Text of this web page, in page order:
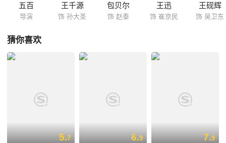
五百
导演
王千源
饰 孙大圣
包贝尔
饰 赵泰
王迅
饰 崔京民
王砚辉
饰 吴卫东
猜你喜欢
5.7 6.9 7.9